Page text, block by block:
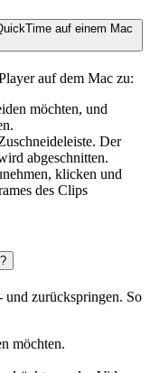
auf einem Mac
auf dem Mac zu:
möchten, und
Der
abgeschnitten.
klicken und
des Clips
zurückspringen. So
möchten.